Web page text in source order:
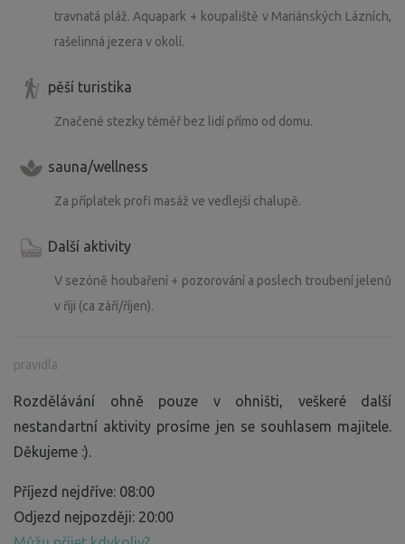
travnatá pláž. Aquapark + koupaliště v Mariánských Lázních,
rašelinná jezera v okolí.
pěší turistika
Značené stezky téměř bez lidí přímo od domu.
sauna/wellness
Za příplatek profi masáž ve vedlejší chalupě.
Další aktivity
V sezóně houbaření + pozorování a poslech troubení jelenů
v říji (ca září/říjen).
pravidla
Rozdělávání ohně pouze v ohništi, veškeré další
nestandartní aktivity prosíme jen se souhlasem majitele.
Děkujeme :).
Příjezd nejdříve: 08:00
Odjezd nejpozději: 20:00